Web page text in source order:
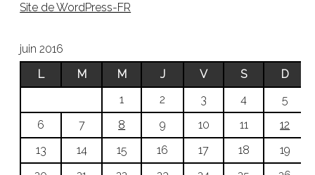
Site de WordPress-FR
juin 2016
L
M M J V S
D
1
2 3 4
5
6
7 8 9 10 11
12
13
14 15 16 17 18
19